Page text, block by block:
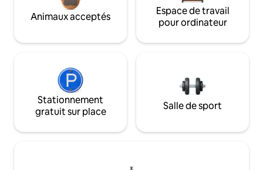
Animaux acceptés
Espace de travail
pour ordinateur
Stationnement
gratuit sur place
Salle de sport